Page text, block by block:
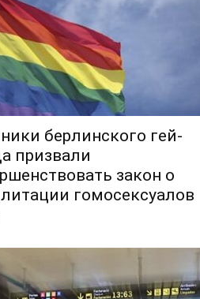
берлинского гей-
призвали
закон о
гомосексуалов